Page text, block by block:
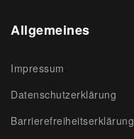
Allgemeines
Impressum
Datenschutzerklärung
Barrierefreiheitserklärung